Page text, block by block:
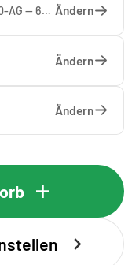
Hochschrank | WSCH207-60-AG — 60 x 207 x 65 cm Ändern
Ändern
Ändern